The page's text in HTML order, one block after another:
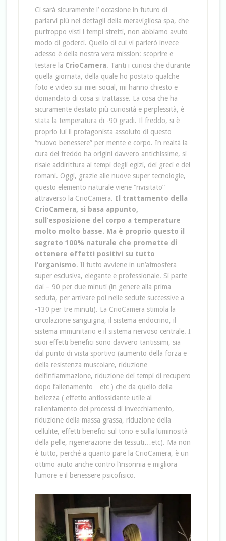
Ci sarà sicuramente l’ occasione in futuro di
parlarvi più nei dettagli della meravigliosa spa, che
purtroppo visti i tempi stretti, non abbiamo avuto
modo di goderci. Quello di cui vi parlerò invece
adesso è della nostra vera mission: scoprire e
testare la CrioCamera. Tanti i curiosi che durante
quella giornata, della quale ho postato qualche
foto e video sui miei social, mi hanno chiesto e
domandato di cosa si trattasse. La cosa che ha
sicuramente destato più curiosità e perplessità, è
stata la temperatura di -90 gradi. Il freddo, si è
proprio lui il protagonista assoluto di questo
“nuovo benessere” per mente e corpo. In realtà la
cura del freddo ha origini davvero antichissime, si
risale addirittura ai tempi degli egizi, dei greci e dei
romani. Oggi, grazie alle nuove super tecnologie,
questo elemento naturale viene “rivisitato”
attraverso la CrioCamera. Il trattamento della
CrioCamera, si basa appunto,
sull’esposizione del corpo a temperature
molto molto basse. Ma è proprio questo il
segreto 100% naturale che promette di
ottenere effetti positivi su tutto
l’organismo. Il tutto avviene in un’atmosfera
super esclusiva, elegante e professionale. Si parte
dai – 90 per due minuti (in genere alla prima
seduta, per arrivare poi nelle sedute successive a
-130 per tre minuti). La CrioCamera stimola la
circolazione sanguigna, il sistema endocrino, il
sistema immunitario e il sistema nervoso centrale. I
suoi effetti benefici sono davvero tantissimi, sia
dal punto di vista sportivo (aumento della forza e
della resistenza muscolare, riduzione
dell’infiammazione, riduzione dei tempi di recupero
dopo l’allenamento…etc ) che da quello della
bellezza ( effetto antiossidante utile al
rallentamento dei processi di invecchiamento,
riduzione della massa grassa, riduzione della
cellulite, effetti benefici sul tono e sulla luminosità
della pelle, rigenerazione dei tessuti…etc). Ma non
è tutto, perché a quanto pare la CrioCamera, è un
ottimo aiuto anche contro l’insonnia e migliora
l’umore e il benessere psicofisico.